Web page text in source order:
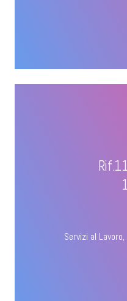
Servizi al Lavoro,